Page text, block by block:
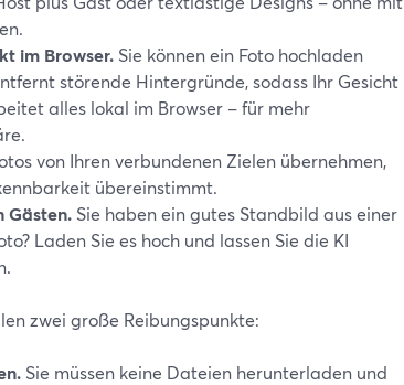
im Browser. Sie können ein Foto hochladen
störende Hintergründe, sodass Ihr Gesicht
alles lokal im Browser – für mehr
von Ihren verbundenen Zielen übernehmen,
übereinstimmt.
Gästen. Sie haben ein gutes Standbild aus einer
Laden Sie es hoch und lassen Sie die KI
zwei große Reibungspunkte:
Sie müssen keine Dateien herunterladen und